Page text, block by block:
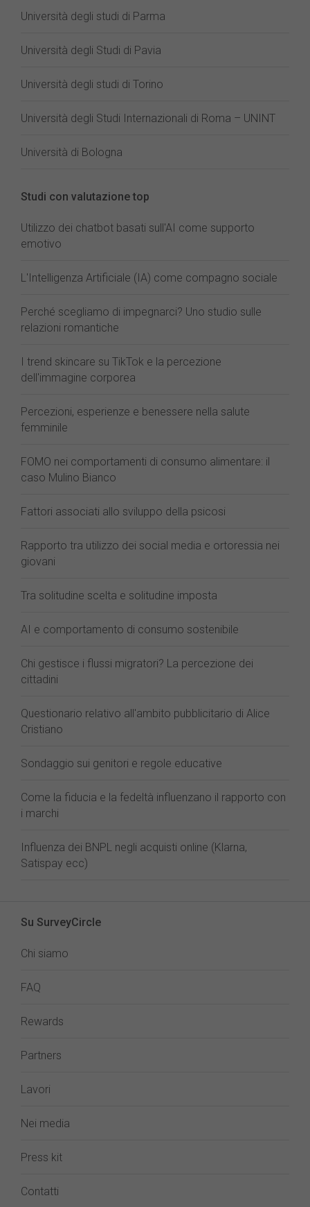
Università degli studi di Parma
Università degli Studi di Pavia
Università degli studi di Torino
Università degli Studi Internazionali di Roma – UNINT
Università di Bologna
Studi con valutazione top
Utilizzo dei chatbot basati sull'AI come supporto
emotivo
L'Intelligenza Artificiale (IA) come compagno sociale
Perché scegliamo di impegnarci? Uno studio sulle
relazioni romantiche
I trend skincare su TikTok e la percezione
dell'immagine corporea
Percezioni, esperienze e benessere nella salute
femminile
FOMO nei comportamenti di consumo alimentare: il
caso Mulino Bianco
Fattori associati allo sviluppo della psicosi
Rapporto tra utilizzo dei social media e ortoressia nei
giovani
Tra solitudine scelta e solitudine imposta
AI e comportamento di consumo sostenibile
Chi gestisce i flussi migratori? La percezione dei
cittadini
Questionario relativo all'ambito pubblicitario di Alice
Cristiano
Sondaggio sui genitori e regole educative
Come la fiducia e la fedeltà influenzano il rapporto con
i marchi
Influenza dei BNPL negli acquisti online (Klarna,
Satispay ecc)
Su SurveyCircle
Chi siamo
FAQ
Rewards
Partners
Lavori
Nei media
Press kit
Contatti